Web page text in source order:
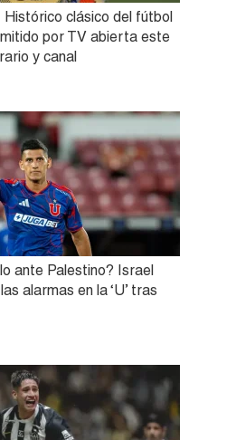
clásico del fútbol
por TV abierta este
y canal
ante Palestino? Israel
alarmas en la ‘U’ tras